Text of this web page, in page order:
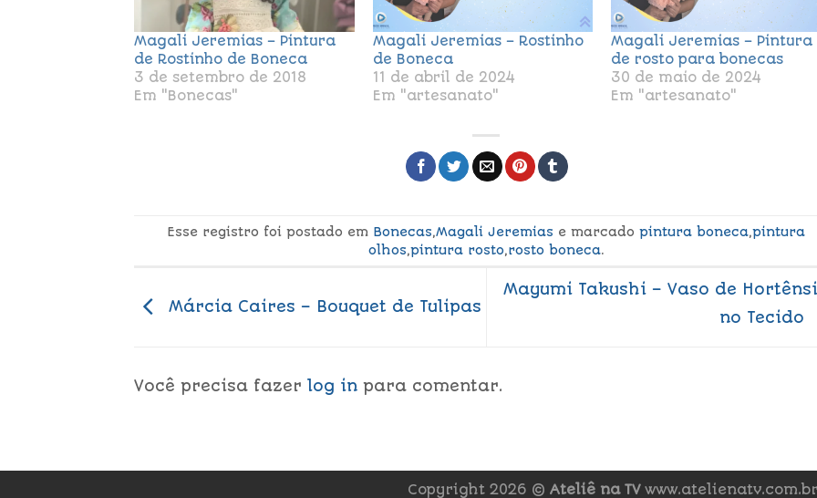
Magali Jeremias – Pintura
de Rostinho de Boneca
3 de setembro de 2018
Em "Bonecas"
Magali Jeremias – Rostinho
de Boneca
11 de abril de 2024
Em "artesanato"
Magali Jeremias – Pintura
de rosto para bonecas
30 de maio de 2024
Em "artesanato"
Esse registro foi postado em Bonecas,Magali Jeremias e marcadopintura boneca,pintura
olhos,pintura rosto,rosto boneca.
Márcia Caires – Bouquet de Tulipas
Mayumi Takushi – Vaso de
no Tecido
Você precisa fazer log in para comentar.
Copyright 2026 © Ateliê na TVwww.atelienatv.com.br